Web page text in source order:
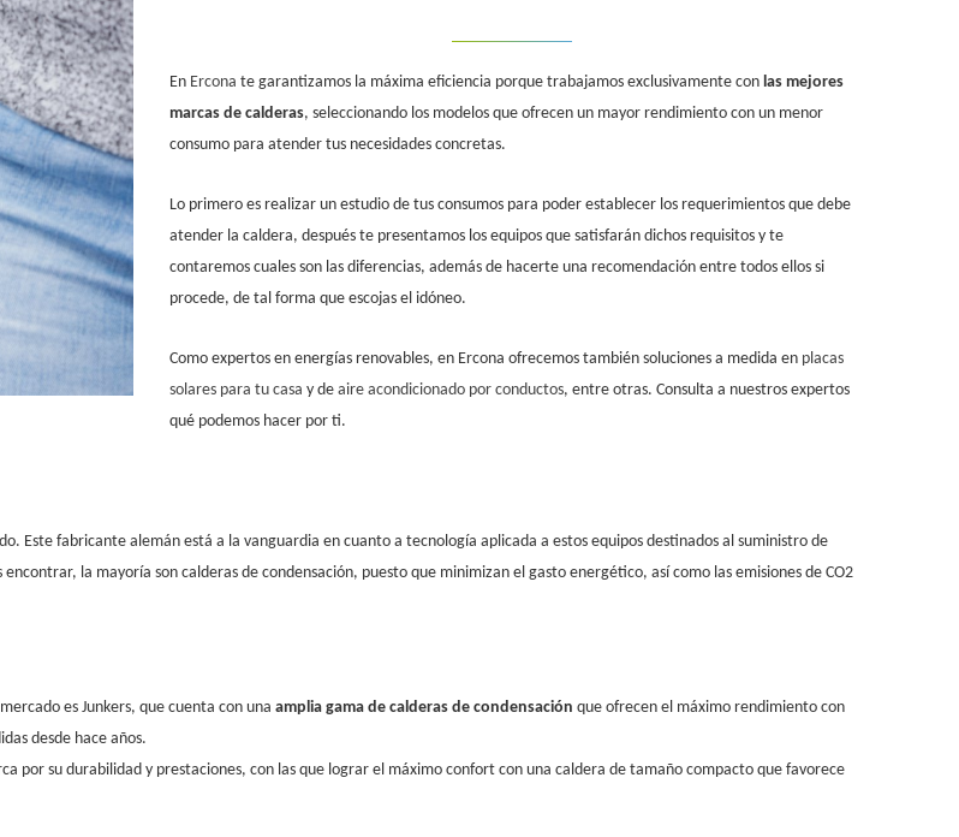
En Ercona te garantizamos la máxima eficiencia porque trabajamos exclusivamente con las mejores
marcas de calderas, seleccionando los modelos que ofrecen un mayor rendimiento con un menor
consumo para atender tus necesidades concretas.
Lo primero es realizar un estudio de tus consumos para poder establecer los requerimientos que debe
atender la caldera, después te presentamos los equipos que satisfarán dichos requisitos y te
contaremos cuales son las diferencias, además de hacerte una recomendación entre todos ellos si
procede, de tal forma que escojas el idóneo.
Como expertos en energías renovables, en Ercona ofrecemos también soluciones a medida en placas
solares para tu casa y de aire acondicionado por conductos, entre otras. Consulta a nuestros expertos
qué podemos hacer por ti.
Este fabricante alemán está a la vanguardia en cuanto a tecnología aplicada a estos equipos destinados al suministro de
encontrar, la mayoría son calderas de condensación, puesto que minimizan el gasto energético, así como las emisiones de CO2
es Junkers, que cuenta con una amplia gama de calderas de condensación que ofrecen el máximo rendimiento con
desde hace años.
por su durabilidad y prestaciones, con las que lograr el máximo confort con una caldera de tamaño compacto que favorece